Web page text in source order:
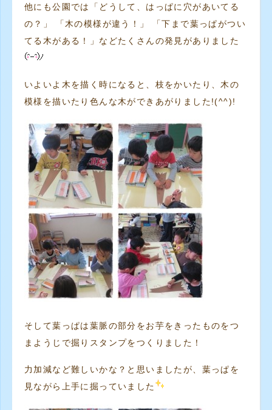
他にも公園では「どうして、はっぱに穴があいてる
の？」 「木の模様が違う！」 「下まで葉っぱがつい
てる木がある！」などたくさんの発見がありました
いよいよ木を描く時になると、枝をかいたり、木の
模様を描いたり色んな木ができあがりました!(^^)!
そして葉っぱは葉脈の部分をお芋をきったものをつ
まようじで掘りスタンプをつくりました！
力加減など難しいかな？と思いましたが、葉っぱを
見ながら上手に掘っていました